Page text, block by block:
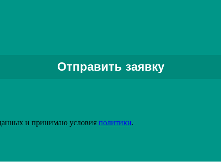
Задать вопрос специалисту
и принимаю условия политики.